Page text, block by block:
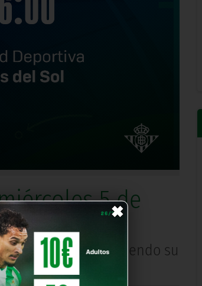
×
5 de
online introduciendo su